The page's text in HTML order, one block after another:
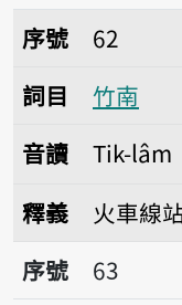
序號62竹南
序號
62
詞目
竹南
音讀
Tik-lâm
釋義
火車線
序號63竹南鎮
序號
63